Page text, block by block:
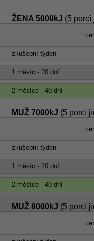
ŽENA 5000kJ (5 porcí
zkušební týden
1 měsíc - 20 dní
2 měsíce - 40 dní
MUŽ 7000kJ (5 porcí
zkušební týden
1 měsíc - 20 dní
2 měsíce - 40 dní
MUŽ 8000kJ (5 porcí